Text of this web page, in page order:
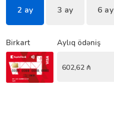
2 ay 3 ay 6 ay
Birkart Aylıq ödəniş
602,62₼